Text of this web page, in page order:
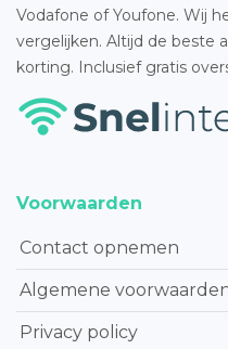
Vodafone of Youfone. Wij
vergelijken. Altijd de beste
korting. Inclusief gratis
Voorwaarden
Contact opnemen
Algemene
Privacy policy